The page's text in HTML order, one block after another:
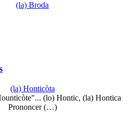
(la) Broda
(la) Honticòta
(lo) Hontic, (la) Hontica
Prononcer (…)